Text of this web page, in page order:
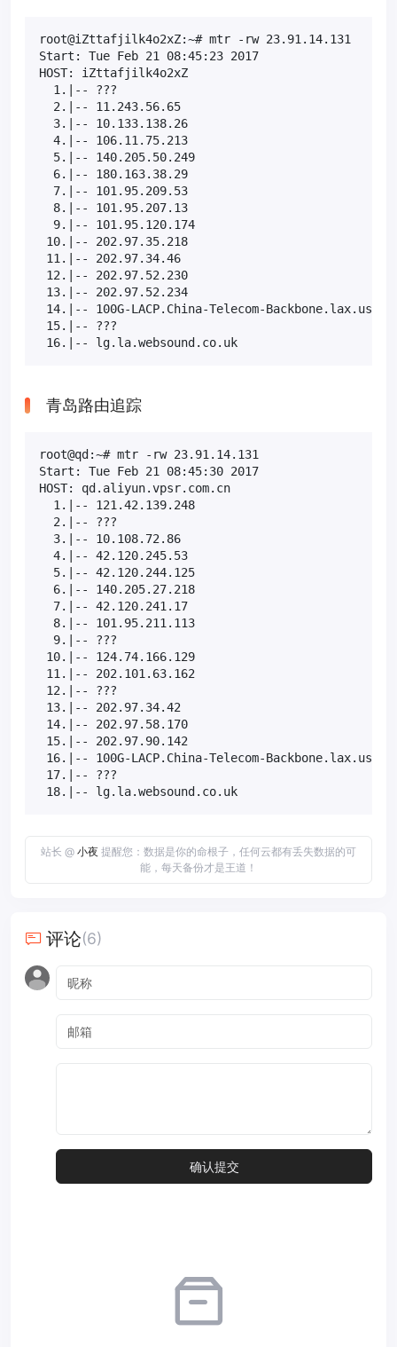
root@iZttafjilk4o2xZ:~# mtr -rw 23.91.14.131
Start: Tue Feb 21 08:45:23 2017
HOST: iZttafjilk4o2xZ
1.|-- ???
2.|-- 11.243.56.65
3.|-- 10.133.138.26
4.|-- 106.11.75.213
5.|-- 140.205.50.249
6.|-- 180.163.38.29
7.|-- 101.95.209.53
8.|-- 101.95.207.13
9.|-- 101.95.120.174
10.|-- 202.97.35.218
11.|-- 202.97.34.46
12.|-- 202.97.52.230
13.|-- 202.97.52.234
14.|-- 100G-LACP.China-Telecom-
15.|-- ???
16.|-- lg.la.websound.co.uk
青岛路由追踪
root@qd:~# mtr -rw 23.91.14.131
Start: Tue Feb 21 08:45:30 2017
HOST: qd.aliyun.vpsr.com.cn
1.|-- 121.42.139.248
2.|-- ???
3.|-- 10.108.72.86
4.|-- 42.120.245.53
5.|-- 42.120.244.125
6.|-- 140.205.27.218
7.|-- 42.120.241.17
8.|-- 101.95.211.113
9.|-- ???
10.|-- 124.74.166.129
11.|-- 202.101.63.162
12.|-- ???
13.|-- 202.97.34.42
14.|-- 202.97.58.170
15.|-- 202.97.90.142
16.|-- 100G-LACP.China-Telecom-
17.|-- ???
18.|-- lg.la.websound.co.uk
站长 @ 小夜 提醒您：数据是你的命根子，任何云都有丢失数据的可
能，每天备份才是王道！
评论(6)